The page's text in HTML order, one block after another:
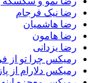
رضا نیک فرجام
رضا هاشمیان
رضا هامون
رضا یزدانی
رمیکس چرا تو از
رمیکس دلارام از